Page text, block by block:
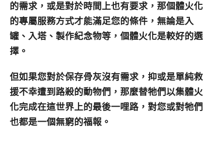
的需求，或是對於時間上也有要求，那個體火化
的專屬服務方式才能滿足您的條件，無論是入
罐、入塔、製作紀念物等，個體火化是較好的選
擇。
但如果您對於保存骨灰沒有需求，抑或是單純救
援不幸遭到路殺的動物們，那麼替牠們以集體火
化完成在這世界上的最後一哩路，對您或對牠們
也都是一個無窮的福報。